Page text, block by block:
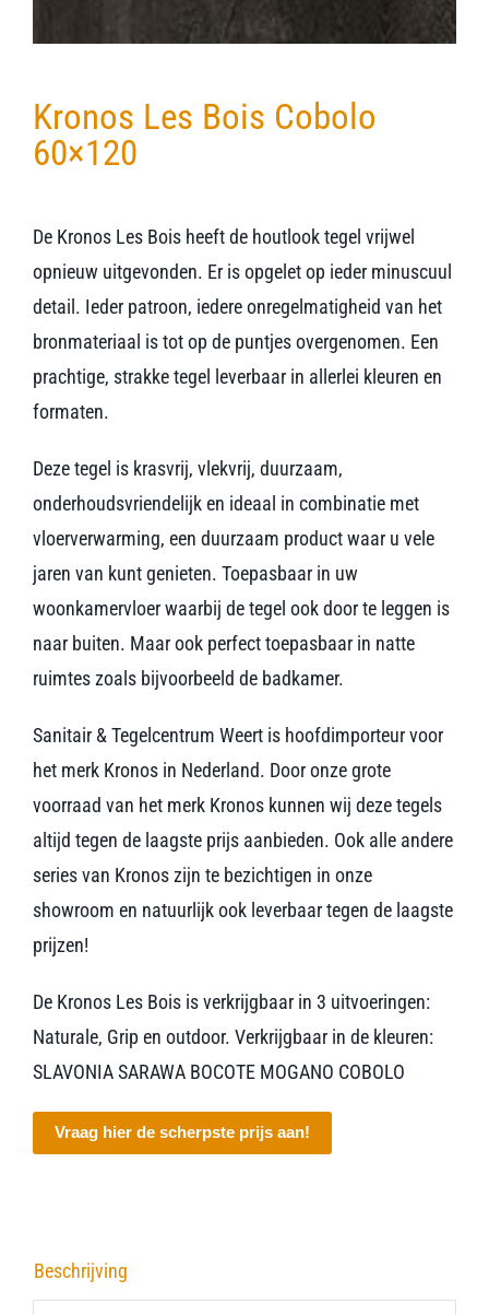
Kronos Les Bois Cobolo
60×120
De Kronos Les Bois heeft de houtlook tegel vrijwel
opnieuw uitgevonden. Er is opgelet op ieder minuscuul
detail. Ieder patroon, iedere onregelmatigheid van het
bronmateriaal is tot op de puntjes overgenomen. Een
prachtige, strakke tegel leverbaar in allerlei kleuren en
formaten.
Deze tegel is krasvrij, vlekvrij, duurzaam,
onderhoudsvriendelijk en ideaal in combinatie met
vloerverwarming, een duurzaam product waar u vele
jaren van kunt genieten. Toepasbaar in uw
woonkamervloer waarbij de tegel ook door te leggen is
naar buiten. Maar ook perfect toepasbaar in natte
ruimtes zoals bijvoorbeeld de badkamer.
Sanitair & Tegelcentrum Weert is hoofdimporteur voor
het merk Kronos in Nederland. Door onze grote
voorraad van het merk Kronos kunnen wij deze tegels
altijd tegen de laagste prijs aanbieden. Ook alle andere
series van Kronos zijn te bezichtigen in onze
showroom en natuurlijk ook leverbaar tegen de laagste
prijzen!
De Kronos Les Bois is verkrijgbaar in 3 uitvoeringen:
Naturale, Grip en outdoor. Verkrijgbaar in de kleuren:
SLAVONIA SARAWA BOCOTE MOGANO COBOLO
Vraag hier de scherpste prijs aan!
Beschrijving